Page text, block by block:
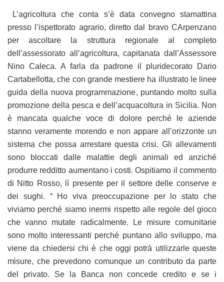
L’agricoltura che conta s’è data convegno stamattina
presso l’ispettorato agrario, diretto dal bravo CArpenzano
per ascoltare la struttura regionale al completo
dell’assessorato all’agricoltura, capitanata dall’Assessore
Nino Caleca. A farla da padrone il pluridecorato Dario
Cartabellotta, che con grande mestiere ha illustrato le linee
guida della nuova programmazione, puntando molto sulla
promozione della pesca e dell’acquacoltura in Sicilia. Non
è mancata qualche voce di dolore perché le aziende
stanno veramente morendo e non appare all’orizzonte un
sistema che possa arrestare questa crisi. Gli allevamenti
sono bloccati dalle malattie degli animali ed anziché
produrre redditto aumentano i costi. Ospitiamo il commento
di Nitto Rosso, lì presente per il settore delle conserve e
dei sughi. “ Ho viva preoccupazione per lo stato che
viviamo perché siamo inermi rispetto alle regole del gioco
che vanno mutate radicalmente. Le misure comunitarie
sono molto interessanti perché puntano allo sviluppo, ma
viene da chiedersi chi è che oggi potrà utilizzarle queste
misure, che prevedono comunque un contributo da parte
del privato. Se la Banca non concede credito e se i